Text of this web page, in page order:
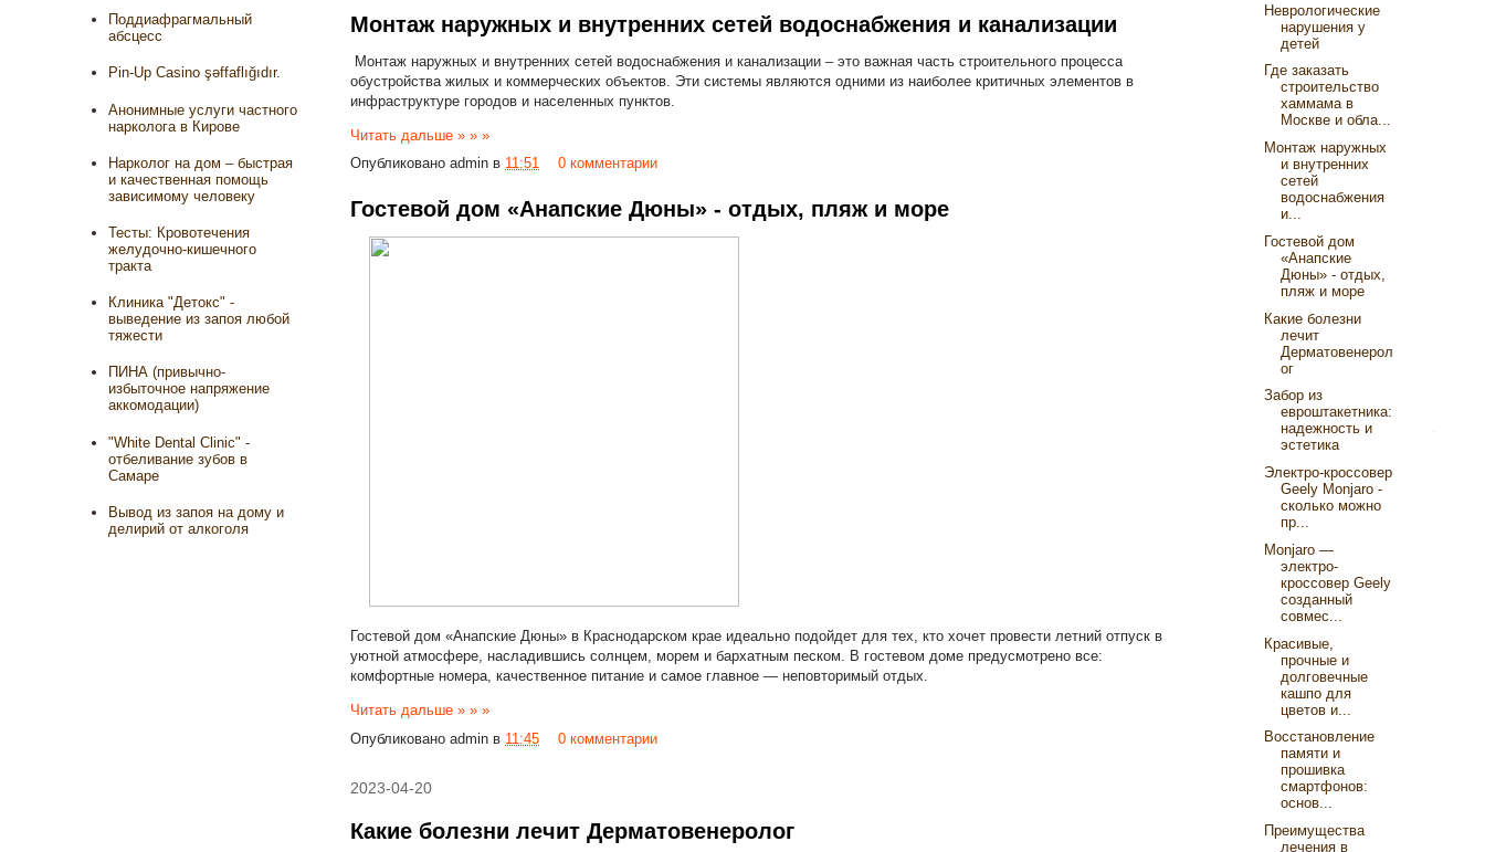
Монтаж наружных и внутренних сетей водоснабжения и канализации
Монтаж наружных и внутренних сетей водоснабжения и канализации – это важная часть строительного процесса
обустройства жилых и коммерческих объектов. Эти системы являются одними из наиболее критичных элементов в
инфраструктуре городов и населенных пунктов.
Читать дальше » » »
Опубликовано admin в 11:51 0 комментарии
Гостевой дом «Анапские Дюны» - отдых, пляж и море
Гостевой дом «Анапские Дюны» в Краснодарском крае идеально подойдет для тех, кто хочет провести летний отпуск в
уютной атмосфере, насладившись солнцем, морем и бархатным песком. В гостевом доме предусмотрено все:
комфортные номера, качественное питание и самое главное — неповторимый отдых.
Читать дальше » » »
Опубликовано admin в 11:45 0 комментарии
2023-04-20
Какие болезни лечит Дерматовенеролог
Поддиафрагмальный
абсцесс
Pin-Up Casino şəffaflığıdır.
Анонимные услуги частного
нарколога в Кирове
Нарколог на дом – быстрая
и качественная помощь
зависимому человеку
Тесты: Кровотечения
желудочно-кишечного
тракта
Клиника "Детокс" -
выведение из запоя любой
тяжести
ПИНА (привычно-
избыточное напряжение
аккомодации)
"White Dental Clinic" -
отбеливание зубов в
Самаре
Вывод из запоя на дому и
делирий от алкоголя
Неврологические
нарушения у
детей
Где заказать
строительство
хаммама в
Москве и обла...
Монтаж наружных
и внутренних
сетей
водоснабжения
и...
Гостевой дом
«Анапские
Дюны» - отдых,
пляж и море
Какие болезни
лечит
Дерматовенерол
ог
Забор из
евроштакетника:
надежность и
эстетика
Электро-кроссовер
Geely Monjaro -
сколько можно
пр...
Monjaro —
электро-
кроссовер Geely
созданный
совмес...
Красивые,
прочные и
долговечные
кашпо для
цветов и...
Восстановление
памяти и
прошивка
смартфонов:
основ...
Преимущества
лечения в